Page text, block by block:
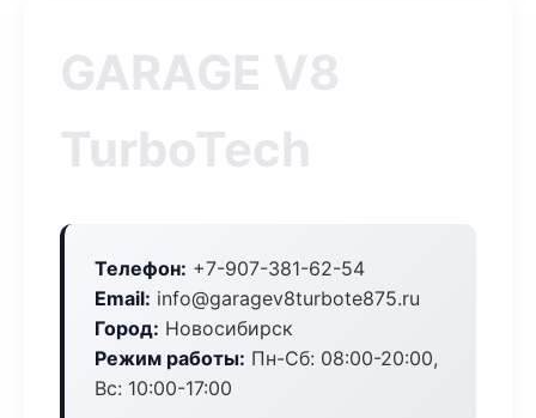
GARAGE V8
TurboTech
Телефон: +7-907-381-62-54
Email: info@garagev8turbote875.ru
Город: Новосибирск
Режим работы: Пн-Сб: 08:00-20:00,
Вс: 10:00-17:00